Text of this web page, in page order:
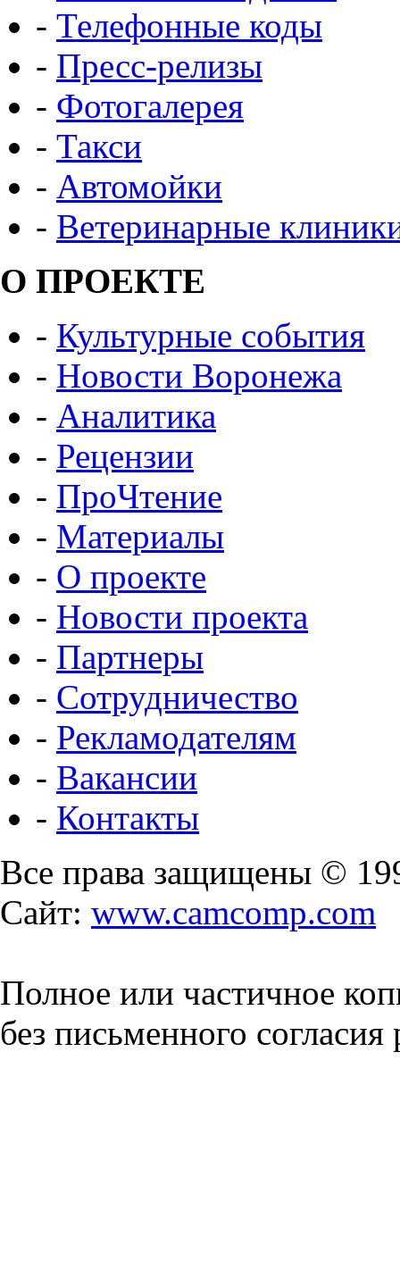
- Телефонные коды
- Пресс-релизы
- Фотогалерея
- Такси
- Автомойки
- Ветеринарные
О ПРОЕКТЕ
- Культурные события
- Новости Воронежа
- Аналитика
- Рецензии
- ПроЧтение
- Материалы
- О проекте
- Новости проекта
- Партнеры
- Сотрудничество
- Рекламодателям
- Вакансии
- Контакты
Все права защищены ©
Сайт: www.camcomp.com
Полное или частичное
без письменного